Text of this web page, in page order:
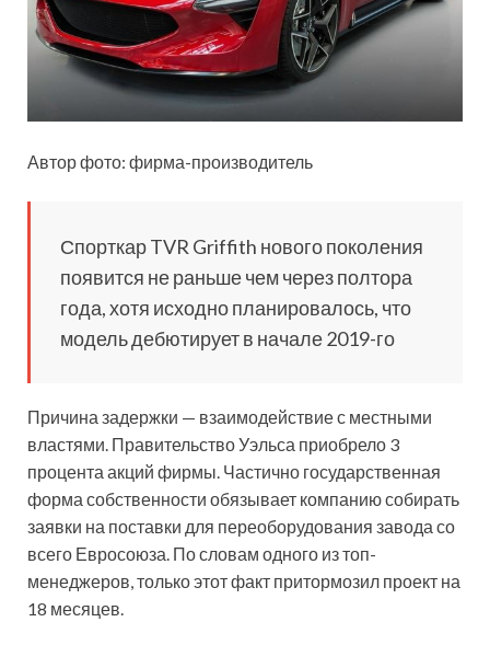
Автор фото: фирма-производитель
Спорткар TVR Griffith нового поколения
появится не раньше чем через полтора
года, хотя исходно планировалось, что
модель дебютирует в начале 2019-го
Причина задержки — взаимодействие с местными
властями. Правительство Уэльса приобрело 3
процента акций фирмы. Частично государственная
форма собственности обязывает компанию собирать
заявки на поставки для переоборудования завода со
всего Евросоюза. По словам одного из топ-
менеджеров, только этот факт притормозил проект на
18 месяцев.